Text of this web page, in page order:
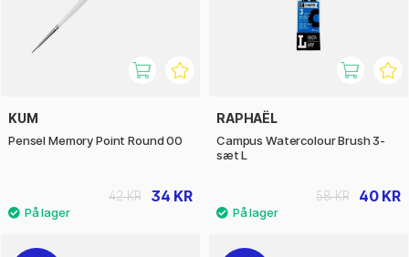
KUM
Pensel Memory Point Round 00
34 KR
42 KR
RAPHAËL
Campus Watercolour Brush 3-
sæt L
40 KR
58 KR